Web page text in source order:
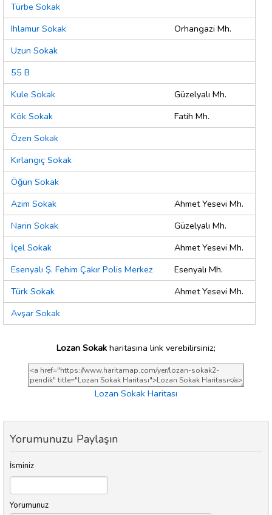
Türbe Sokak
Ihlamur Sokak
Orhangazi Mh.
Uzun Sokak
55 B
Kule Sokak
Güzelyalı Mh.
Kök Sokak
Fatih Mh.
Özen Sokak
Kırlangıç Sokak
Öğün Sokak
Azim Sokak
Ahmet Yesevi Mh.
Narin Sokak
Güzelyalı Mh.
İçel Sokak
Ahmet Yesevi Mh.
Esenyalı Ş. Fehim Çakır Polis Merkez
Esenyalı Mh.
Türk Sokak
Ahmet Yesevi Mh.
Avşar Sokak
Lozan Sokak haritasına link verebilirsiniz;
Lozan Sokak Haritası
Yorumunuzu Paylaşın
İsminiz
Yorumunuz